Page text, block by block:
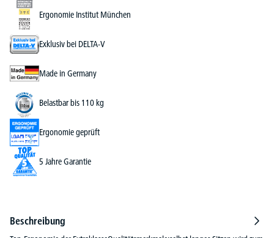
Ergonomie Institut München
Exklusiv bei DELTA-V
Made in Germany
Belastbar bis 110 kg
Ergonomie geprüft
5 Jahre Garantie
Beschreibung